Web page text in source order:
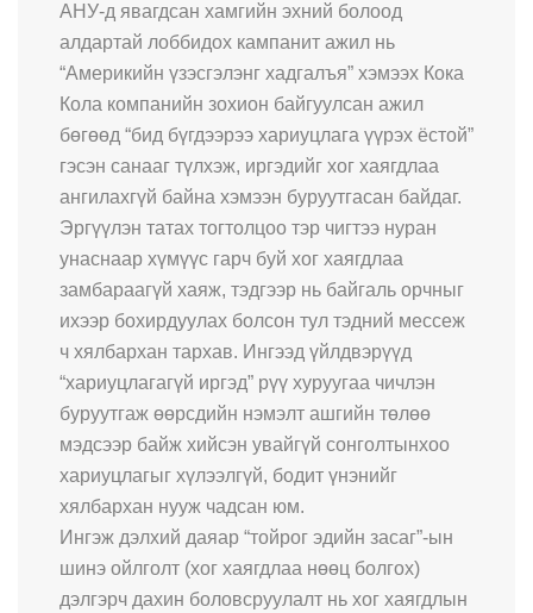
АНУ-д явагдсан хамгийн эхний болоод
алдартай лоббидох кампанит ажил нь
“Америкийн үзэсгэлэнг хадгалъя” хэмээх Кока
Кола компанийн зохион байгуулсан ажил
бөгөөд “бид бүгдээрээ хариуцлага үүрэх ёстой”
гэсэн санааг түлхэж, иргэдийг хог хаягдлаа
ангилахгүй байна хэмээн буруутгасан байдаг.
Эргүүлэн татах тогтолцоо тэр чигтээ нуран
унаснаар хүмүүс гарч буй хог хаягдлаа
замбараагүй хаяж, тэдгээр нь байгаль орчныг
ихээр бохирдуулах болсон тул тэдний мессеж
ч хялбархан тархав. Ингээд үйлдвэрүүд
“хариуцлагагүй иргэд” рүү хуруугаа чичлэн
буруутгаж өөрсдийн нэмэлт ашгийн төлөө
мэдсээр байж хийсэн увайгүй сонголтынхоо
хариуцлагыг хүлээлгүй, бодит үнэнийг
хялбархан нууж чадсан юм.
Ингэж дэлхий даяар “тойрог эдийн засаг”-ын
шинэ ойлголт (хог хаягдлаа нөөц болгох)
дэлгэрч дахин боловсруулалт нь хог хаягдлын